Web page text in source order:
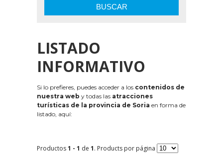
BUSCAR
LISTADO
INFORMATIVO
Si lo prefieres, puedes acceder a los contenidos de
nuestra web y todas las atracciones
turísticas de la provincia de Soria en forma de
listado, aquí:
Productos1 - 1 de 1. Products por página